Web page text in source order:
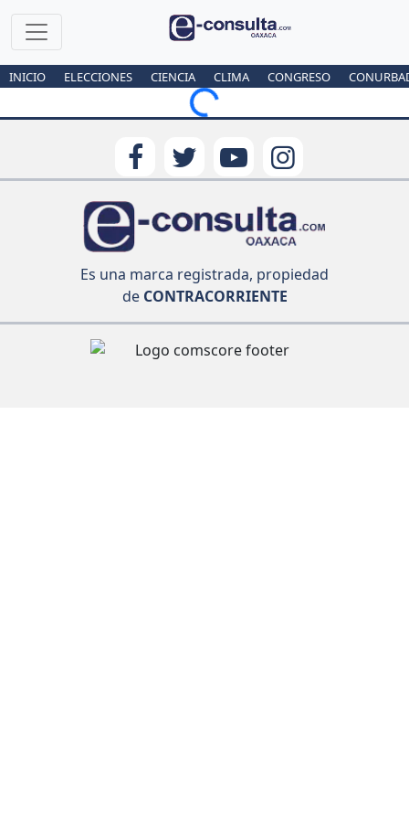
INICIO ELECCIONES CIENCIA CLIMA CONGRESO
Loading...
Es una marca registrada, propiedad
deCONTRACORRIENTE